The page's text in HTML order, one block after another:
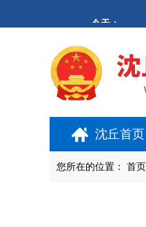
进
沈丘首页
您所在的位置： 首页